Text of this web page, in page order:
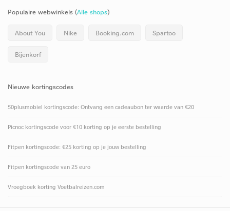
Populaire webwinkels (Alle shops)
About You Nike Booking.com Spartoo
Bijenkorf
Nieuwe kortingscodes
50plusmobiel kortingscode: Ontvang een cadeaubon ter waarde van €20
Picnoc kortingscode voor €10 korting op je eerste bestelling
Fitpen kortingscode: €25 korting op je jouw bestelling
Fitpen kortingscode van 25 euro
Vroegboek korting Voetbalreizen.com